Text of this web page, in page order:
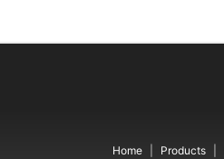
Home Products